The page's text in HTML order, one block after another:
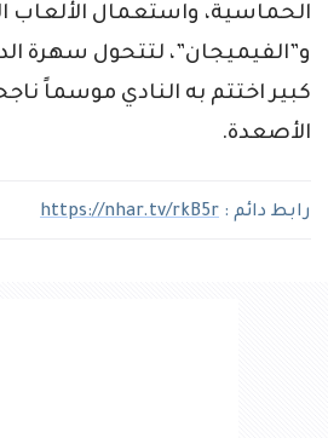
الحماسية، واستعمال الألعاب
و”الفيميجان”، لتتحول سهرة
كبير اختتم به النادي موسماً
الأصعدة.
رابط دائم : https://nhar.tv/rkB5r